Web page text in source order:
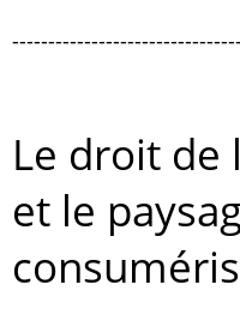
Le droit de
et le